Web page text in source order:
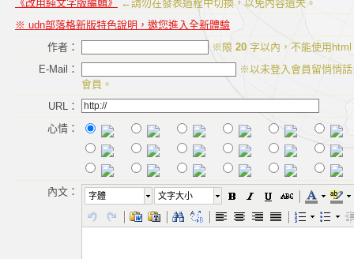
《改用純文字版編輯》
←請勿在發表過程中切換，以免內容遺失。
※ udn部落格新版特色說明，邀您進入全新體驗
作者：
※限 20 字以內，不能使用html
E-Mail：
※以未登入會員留悄悄
會員。
URL：
心情：
內文： 字體 文字大小